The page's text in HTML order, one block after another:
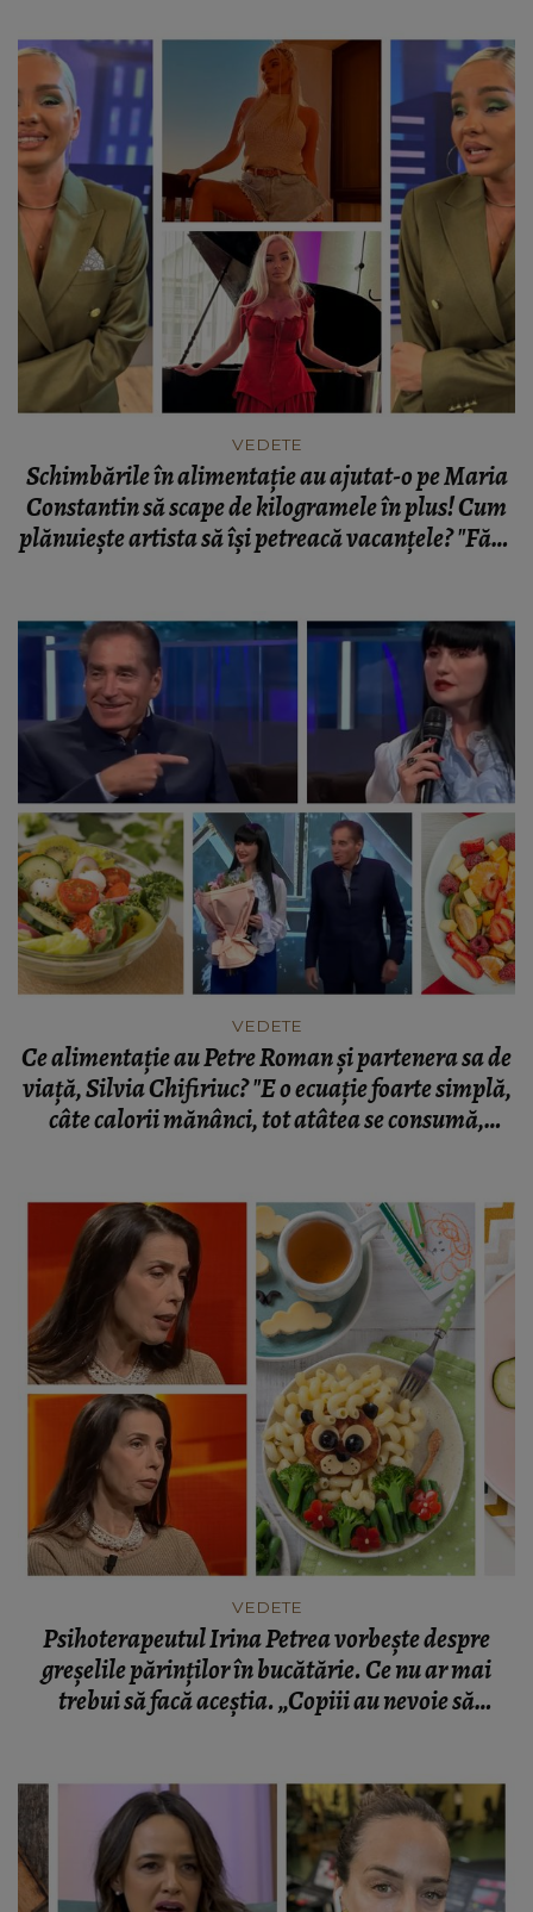
VEDETE
Schimbările în alimentație au ajutat-o pe Maria
Constantin să scape de kilogramele în plus! Cum
plănuiește artista să își petreacă vacanțele? "Fără
VEDETE
Ce alimentație au Petre Roman și partenera sa de
viață, Silvia Chifiriuc? "E o ecuație foarte simplă,
câte calorii mănânci, tot atâtea se consumă,
VEDETE
Psihoterapeutul Irina Petrea vorbește despre
greșelile părinților în bucătărie. Ce nu ar mai
trebui să facă aceștia. „Copiii au nevoie să